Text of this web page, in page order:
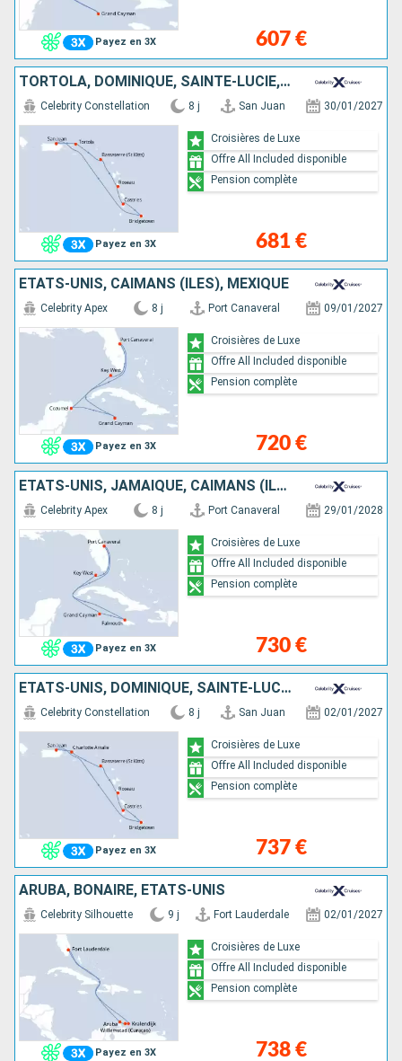
Payez en 3X 607 €
TORTOLA, DOMINIQUE, SAINTE-LUCIE, BARBADE, PORTO RICO
Payez en 3X
Celebrity Constellation 8 j San Juan 30/01/2027
681 €
Croisières de Luxe
Offre All Included disponible
Pension complète
ÉTATS-UNIS, CAÏMANS (ÎLES), MEXIQUE
Payez en 3X
Celebrity Apex 8 j Port Canaveral 09/01/2027
720 €
Croisières de Luxe
Offre All Included disponible
Pension complète
ÉTATS-UNIS, JAMAÏQUE, CAÏMANS (ÎLES)
Payez en 3X
Celebrity Apex 8 j Port Canaveral 29/01/2028
730 €
Croisières de Luxe
Offre All Included disponible
Pension complète
ÉTATS-UNIS, DOMINIQUE, SAINTE-LUCIE, BARBADE, PORTO RICO
Payez en 3X
Celebrity Constellation 8 j San Juan 02/01/2027
737 €
Croisières de Luxe
Offre All Included disponible
Pension complète
ARUBA, BONAIRE, ÉTATS-UNIS
Payez en 3X
Celebrity Silhouette 9 j Fort Lauderdale 02/01/2027
738 €
Croisières de Luxe
Offre All Included disponible
Pension complète